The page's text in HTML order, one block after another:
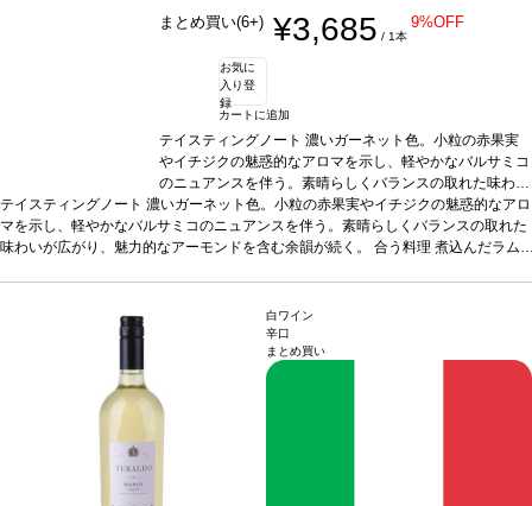
まとめ買い(6+) ¥3,685 / 1本
9%OFF
お気に
入り登
録
カートに追加
テイスティングノート濃いガーネット色。小粒の赤果実
やイチジクの魅惑的なアロマを示し、軽やかなバルサミコ
のニュアンスを伴う。素晴らしくバランスの取れた味わい
が広がり、魅力的なアーモンドを含む余韻が続く。合う
料理煮込んだラムラック、豚肉のラグーソースパルタ、
ロースト肉などと好相性葡萄品種ネグロアマーロ、モン
更されます、ご了承ください。
テイスティングノート 濃いガーネット色。小粒の赤果実やイチジクの魅惑的なアロ
マを示し、軽やかなバルサミコのニュアンスを伴う。素晴らしくバランスの取れた
味わいが広がり、魅力的なアーモンドを含む余韻が続く。 合う料理 煮込んだラム
が同様の場合は自動的に次のヴィンテージに変更されます、ご了承ください。
白ワイン
辛口
まとめ買い